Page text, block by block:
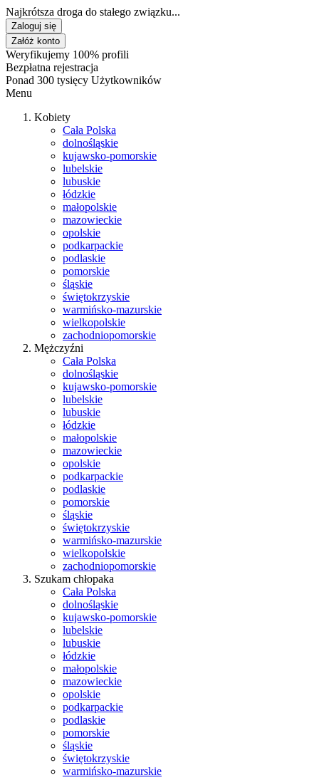
Najkrótsza droga do stałego związku...
Zaloguj się
Załóż konto
Weryfikujemy 100% profili
Bezpłatna rejestracja
Ponad 300 tysięcy Użytkowników
Menu
Kobiety
Cała Polska
dolnośląskie
kujawsko-pomorskie
lubelskie
lubuskie
łódzkie
małopolskie
mazowieckie
opolskie
podkarpackie
podlaskie
pomorskie
śląskie
świętokrzyskie
warmińsko-mazurskie
wielkopolskie
zachodniopomorskie
Mężczyźni
Cała Polska
dolnośląskie
kujawsko-pomorskie
lubelskie
lubuskie
łódzkie
małopolskie
mazowieckie
opolskie
podkarpackie
podlaskie
pomorskie
śląskie
świętokrzyskie
warmińsko-mazurskie
wielkopolskie
zachodniopomorskie
Szukam chłopaka
Cała Polska
dolnośląskie
kujawsko-pomorskie
lubelskie
lubuskie
łódzkie
małopolskie
mazowieckie
opolskie
podkarpackie
podlaskie
pomorskie
śląskie
świętokrzyskie
warmińsko-mazurskie